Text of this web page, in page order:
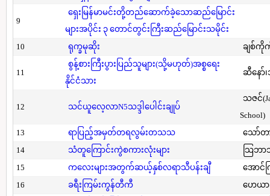
9
ရှေးမြန်မာမင်းတို့တည်ဆောက်ခဲ့သောဆည်မြောင်း
များအပိုင်း ၃ တောင်တွင်းကြီးဆည်မြောင်းသမိုင်း
10
ရုက္ခမုဆိုး ချစ်ကို
11
စွန့်စားကြီးပွားပြည်သူများ(သို့မဟုတ်)အစ္စရေး
နိုင်ငံသား
ဆီနော်၊
12 သင်ယူလေ့လာN5သဒ္ဒါပေါင်းချုပ်
သဇင်
School)
13
ရာပြည့်အမှတ်တရလွမ်းတသသ
သော်တ
14
သံတူကြောင်းကွဲစကားလုံးများ
သြဘာ
15
ကလေးများအတွက်ဆယ့်နှစ်လရာသီပန်းချီ
အောင်
16
ခရီးကြမ်းကွန်တီကီ
ဟေယာ